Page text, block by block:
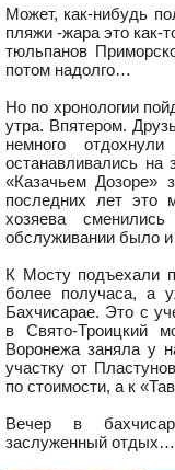
Может, как-нибудь
пляжи -жара это как-
тюльпанов
потом надолго…
Но по хронологии
утра. Впятером.
немного
останавливались на
«Казачьем Дозоре»
последних лет это
хозяева
обслуживании было и
К Мосту подъехали
более получаса, а
Бахчисарае. Это с
в Свято-Троицкий
Воронежа заняла у
участку от
по стоимости, а к
Вечер в
заслуженный отдых…